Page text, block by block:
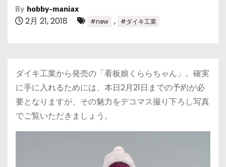
By hobby-maniax
2月 21, 2018 #new , #ダイキ工業
ダイキ工業から発売の「看板娘くららちゃん」。確実
に手に入れるためには、本日2月21日までの予約が必
要となりますが、その魅力をデコマス撮り下ろし写真
でご覧いただきましょう。